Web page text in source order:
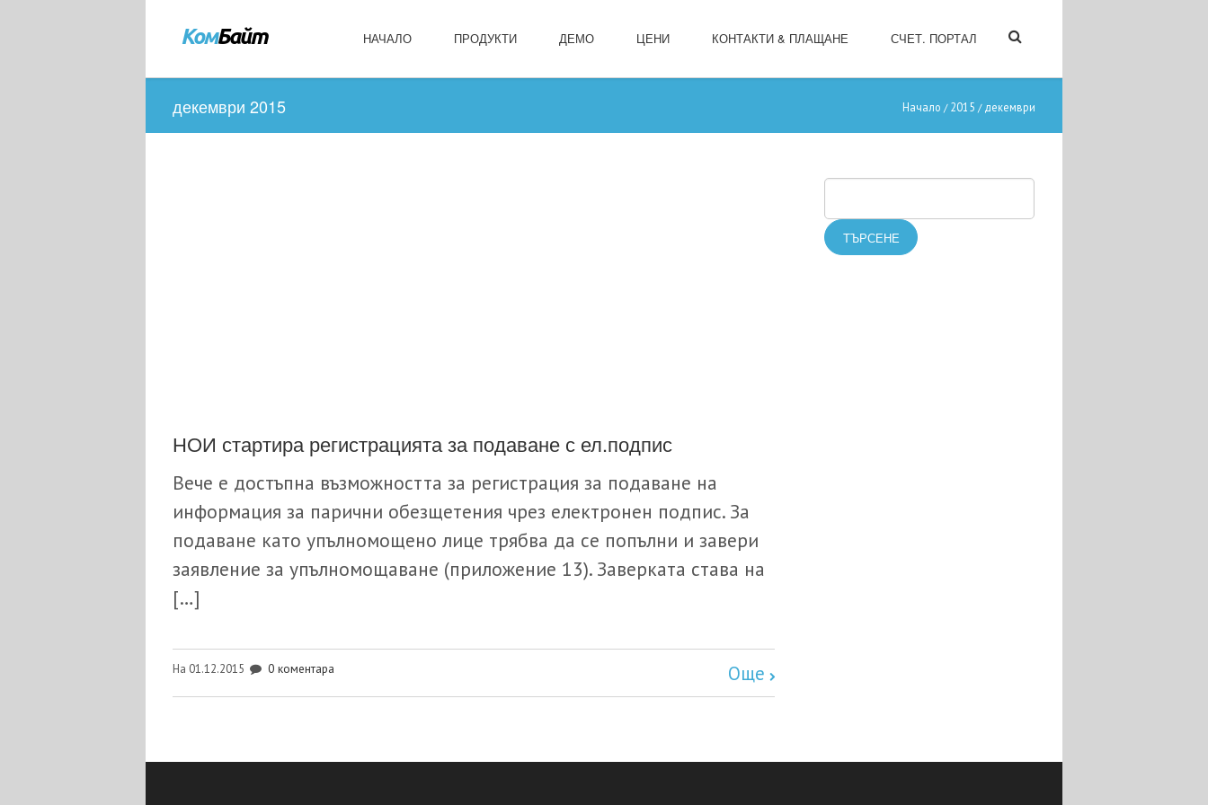
НАЧАЛО ПРОДУКТИ ДЕМО ЦЕНИ КОНТАКТИ & ПЛАЩАНЕ СЧЕТ. ПОРТАЛ
декември 2015 Начало / 2015 / декември
НОИ стартира регистрацията за подаване с ел.подпис
Вече е достъпна възможността за регистрация за подаване на
информация за парични обезщетения чрез електронен подпис. За
подаване като упълномощено лице трябва да се попълни и завери
заявление за упълномощаване (приложение 13). Заверката става на
[…]
На 01.12.2015 0 коментара Още